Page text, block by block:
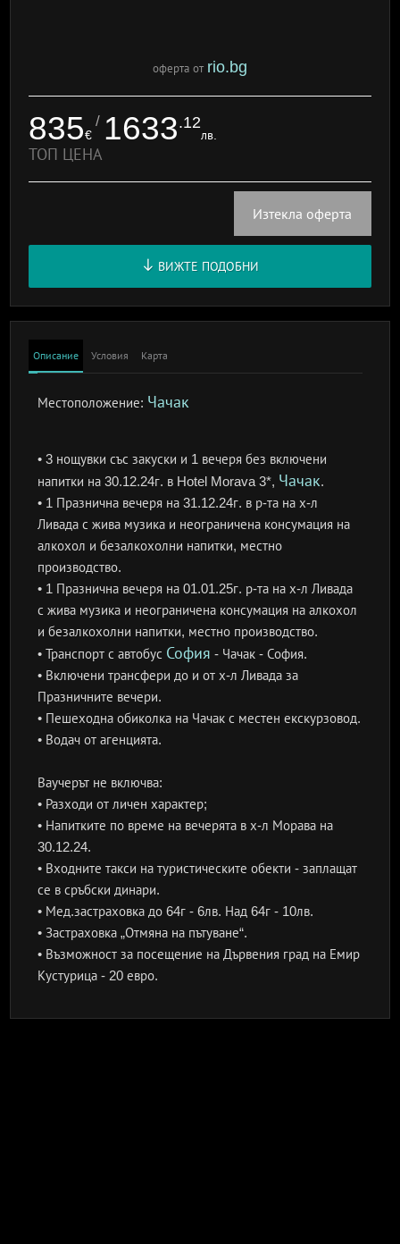
оферта от rio.bg
835€
/ 1633.12
лв.
ТОП ЦЕНА
Изтекла оферта
ВИЖТЕ ПОДОБНИ
Описание Условия Карта
Местоположение: Чачак
• 3 нощувки със закуски и 1 вечеря без включени
напитки на 30.12.24г. в Hotel Morava 3*, Чачак.
• 1 Празнична вечеря на 31.12.24г. в р-та на х-л
Ливада с жива музика и неограничена консумация на
алкохол и безалкохолни напитки, местно
производство.
• 1 Празнична вечеря на 01.01.25г. р-та на х-л Ливада
с жива музика и неограничена консумация на алкохол
и безалкохолни напитки, местно производство.
• Транспорт с автобус София - Чачак - София.
• Включени трансфери до и от х-л Ливада за
Празничните вечери.
• Пешеходна обиколка на Чачак с местен екскурзовод.
• Водач от агенцията.
Ваучерът не включва:
• Разходи от личен характер;
• Напитките по време на вечерята в х-л Морава на
30.12.24.
• Входните такси на туристическите обекти - заплащат
се в сръбски динари.
• Мед.застраховка до 64г - 6лв. Над 64г - 10лв.
• Застраховка „Отмяна на пътуване“.
• Възможност за посещение на Дървения град на Емир
Кустурица - 20 евро.